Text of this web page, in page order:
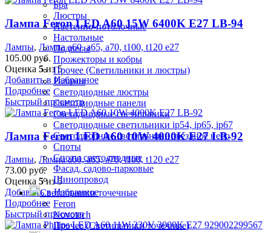
Бра
Люстры
Настенно-потолочные
Настольные
Подвесы
Прожекторы и кобры
Прочее (Светильники и люстры)
Ралины
Светодиодные люстры
Светодиодные панели
Светодиодные светильники
Светодиодные светильники ip54, ip65, ip67
Светодиодные светильники звездное небо
Споты
Споты светодиодные
Фасад, садово-парковые
Шинопровод
Светильники точечные
Feron
Novotech
Прочее (Светильники точечные)
Лампа Feron LED A60 15W 6400K E27 LB-94
Лампы, Лампа а60, а65, а70, t100, t120 е27
105.00 руб.
Оценка 5из 5
Добавить в Избранное
Подробнее
Быстрый просмотр
Лампа Feron LED A60 10W 4000K E27 LB-92
Лампы, Лампа а60, а65, а70, t100, t120 е27
73.00 руб.
Оценка 5из 5
Добавить в Избранное
Подробнее
Быстрый просмотр